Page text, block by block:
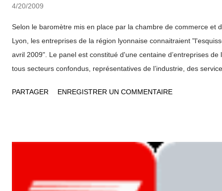
4/20/2009
Selon le baromètre mis en place par la chambre de commerce et
Lyon, les entreprises de la région lyonnaise connaitraient
avril 2009". Le panel est constitué d'une centaine d’entreprises de
tous secteurs confondus, représentatives de l’industrie, des
ont été interrogés du 1er au 8 avril 2009 sur leur perception de la
gagner le commerce ce mois-ci. Au regard du baromètre régional
PARTAGER ENREGISTRER UN COMMENTAIRE